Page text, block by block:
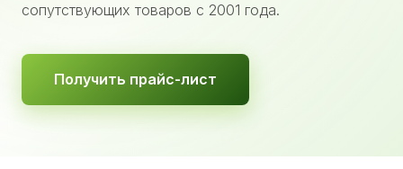
сопутствующих товаров с 2001 года.
Получить прайс-лист